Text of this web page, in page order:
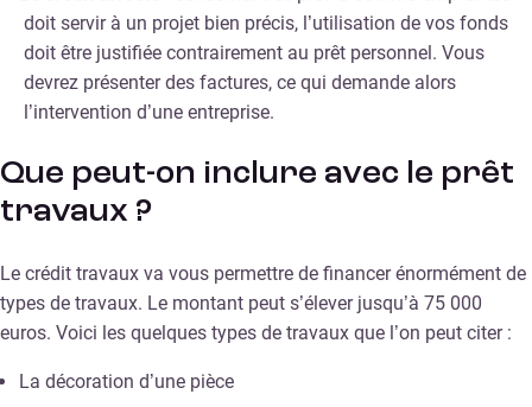
doit servir à un projet bien précis, l’utilisation de vos fonds
doit être justifiée contrairement au prêt personnel. Vous
devrez présenter des factures, ce qui demande alors
l’intervention d’une entreprise.
Que peut-on inclure avec le prêt
travaux ?
Le crédit travaux va vous permettre de financer énormément de
types de travaux. Le montant peut s’élever jusqu’à 75 000
euros. Voici les quelques types de travaux que l’on peut citer :
La décoration d’une pièce